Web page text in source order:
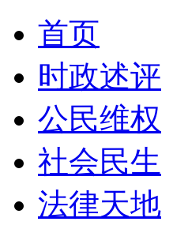
首页
时政述评
公民维权
社会民生
法律天地